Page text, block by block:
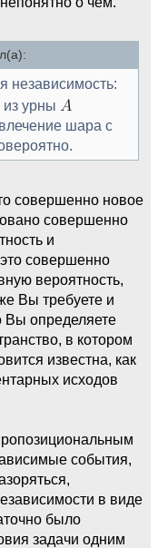
независимость:
из урны
шара с
совершенно новое
совершенно
и
совершенно
вероятность,
Вы требуете и
Вы определяете
в котором
известна, как
исходов
события,
в виде
было
задачи одним